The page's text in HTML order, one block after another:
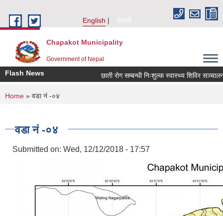
English
नेपाली
Chapakot Municipality
Government of Nepal
Flash News छाती रोग सम्बन्धी निःशुल्क स्वास्थ्य शिविर सञ्चालन
You are here
Home » वडा नं -०४
वडा नं -०४
Submitted on: Wed, 12/12/2018 - 17:57